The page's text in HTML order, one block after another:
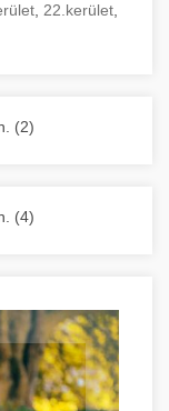
műszaki
és
22.kerület
(2)
(4)